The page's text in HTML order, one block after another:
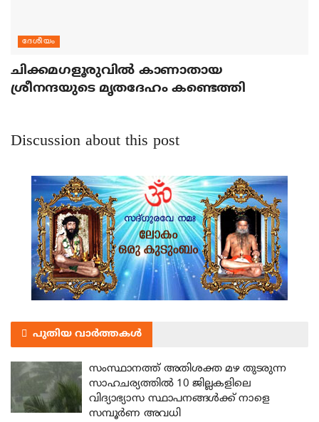
ദേശീയം
ചിക്കമഗളൂരുവില്‍ കാണാതായ
ശ്രീനന്ദയുടെ മൃതദേഹം കണ്ടെത്തി
Discussion about this post
പുതിയ വാർത്തകൾ
സംസ്ഥാനത്ത് അതിശക്ത മഴ തുടരുന്ന
സാഹചര്യത്തിൽ 10 ജില്ലകളിലെ
വിദ്യാഭ്യാസ സ്ഥാപനങ്ങൾക്ക് നാളെ
സമ്പൂർണ അവധി